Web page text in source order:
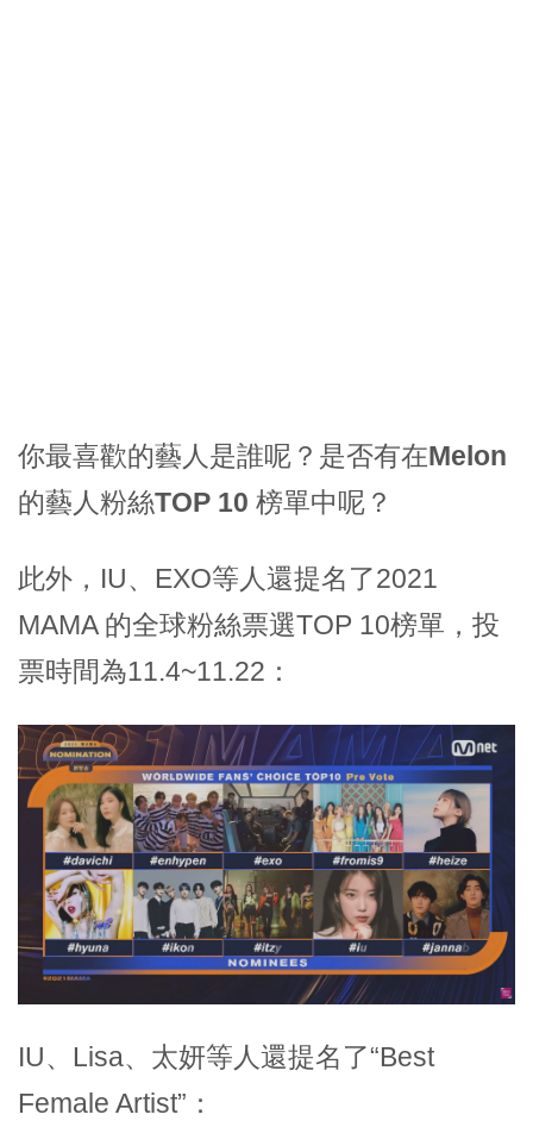
你最喜歡的藝人是誰呢？是否有在Melon
的藝人粉絲TOP 10 榜單中呢？
此外，IU、EXO等人還提名了2021
MAMA 的全球粉絲票選TOP 10榜單，投
票時間為11.4~11.22：
IU、Lisa、太妍等人還提名了“Best
Female Artist”：